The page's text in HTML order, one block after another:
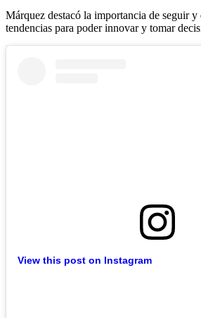
Márquez destacó la importancia de seguir y
tendencias para poder innovar y tomar
View this post on Instagram